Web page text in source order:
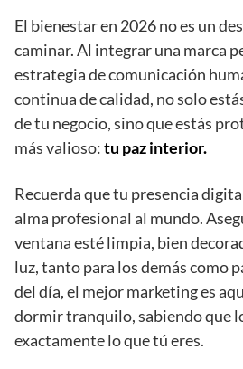
El bienestar en 2026 no es un
caminar. Al integrar una marca
estrategia de comunicación
continua de calidad, no solo
de tu negocio, sino que estás
más valioso:tu paz interior.
Recuerda que tu presencia
alma profesional al mundo.
ventana esté limpia, bien
luz, tanto para los demás como
del día, el mejor marketing es
dormir tranquilo, sabiendo que
exactamente lo que tú eres.